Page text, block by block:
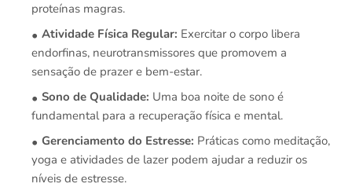
proteínas magras.
Atividade Física Regular: Exercitar o corpo libera
endorfinas, neurotransmissores que promovem a
sensação de prazer e bem-estar.
Sono de Qualidade: Uma boa noite de sono é
fundamental para a recuperação física e mental.
Gerenciamento do Estresse: Práticas como meditação,
yoga e atividades de lazer podem ajudar a reduzir os
níveis de estresse.